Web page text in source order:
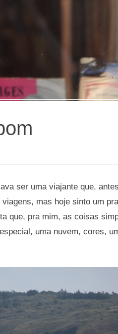
ser uma viajante que,
mas hoje sinto um
que, pra mim, as coisas
uma nuvem, cores,